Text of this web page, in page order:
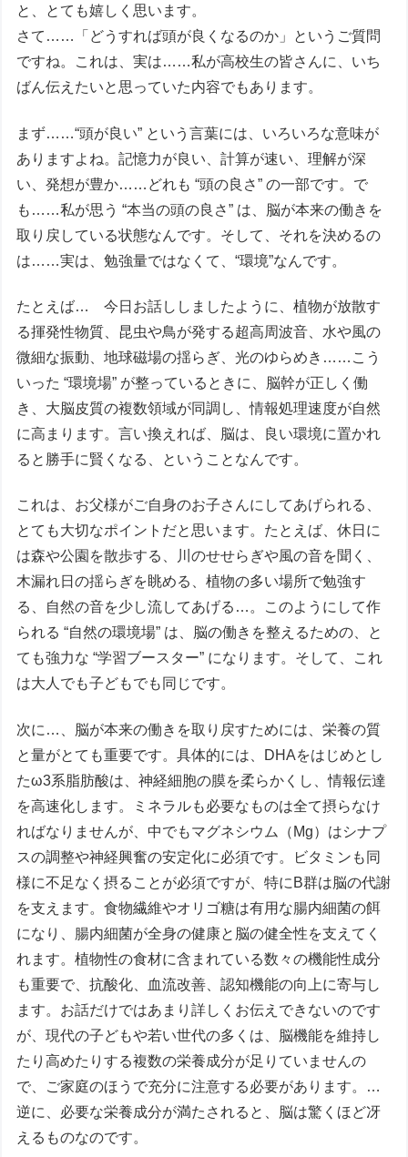
と、とても嬉しく思います。
さて……「どうすれば頭が良くなるのか」というご質問
ですね。これは、実は……私が高校生の皆さんに、いち
ばん伝えたいと思っていた内容でもあります。
まず……“頭が良い” という言葉には、いろいろな意味が
ありますよね。記憶力が良い、計算が速い、理解が深
い、発想が豊か……どれも “頭の良さ” の一部です。で
も……私が思う “本当の頭の良さ” は、脳が本来の働きを
取り戻している状態なんです。そして、それを決めるの
は……実は、勉強量ではなくて、“環境”なんです。
たとえば… 今日お話ししましたように、植物が放散す
る揮発性物質、昆虫や鳥が発する超高周波音、水や風の
微細な振動、地球磁場の揺らぎ、光のゆらめき……こう
いった “環境場” が整っているときに、脳幹が正しく働
き、大脳皮質の複数領域が同調し、情報処理速度が自然
に高まります。言い換えれば、脳は、良い環境に置かれ
ると勝手に賢くなる、ということなんです。
これは、お父様がご自身のお子さんにしてあげられる、
とても大切なポイントだと思います。たとえば、休日に
は森や公園を散歩する、川のせせらぎや風の音を聞く、
木漏れ日の揺らぎを眺める、植物の多い場所で勉強す
る、自然の音を少し流してあげる…。このようにして作
られる “自然の環境場” は、脳の働きを整えるための、と
ても強力な “学習ブースター” になります。そして、これ
は大人でも子どもでも同じです。
次に…、脳が本来の働きを取り戻すためには、栄養の質
と量がとても重要です。具体的には、DHAをはじめとし
たω3系脂肪酸は、神経細胞の膜を柔らかくし、情報伝達
を高速化します。ミネラルも必要なものは全て摂らなけ
ればなりませんが、中でもマグネシウム（Mg）はシナプ
スの調整や神経興奮の安定化に必須です。ビタミンも同
様に不足なく摂ることが必須ですが、特にB群は脳の代謝
を支えます。食物繊維やオリゴ糖は有用な腸内細菌の餌
になり、腸内細菌が全身の健康と脳の健全性を支えてく
れます。植物性の食材に含まれている数々の機能性成分
も重要で、抗酸化、血流改善、認知機能の向上に寄与し
ます。お話だけではあまり詳しくお伝えできないのです
が、現代の子どもや若い世代の多くは、脳機能を維持し
たり高めたりする複数の栄養成分が足りていませんの
で、ご家庭のほうで充分に注意する必要があります。…
逆に、必要な栄養成分が満たされると、脳は驚くほど冴
えるものなのです。